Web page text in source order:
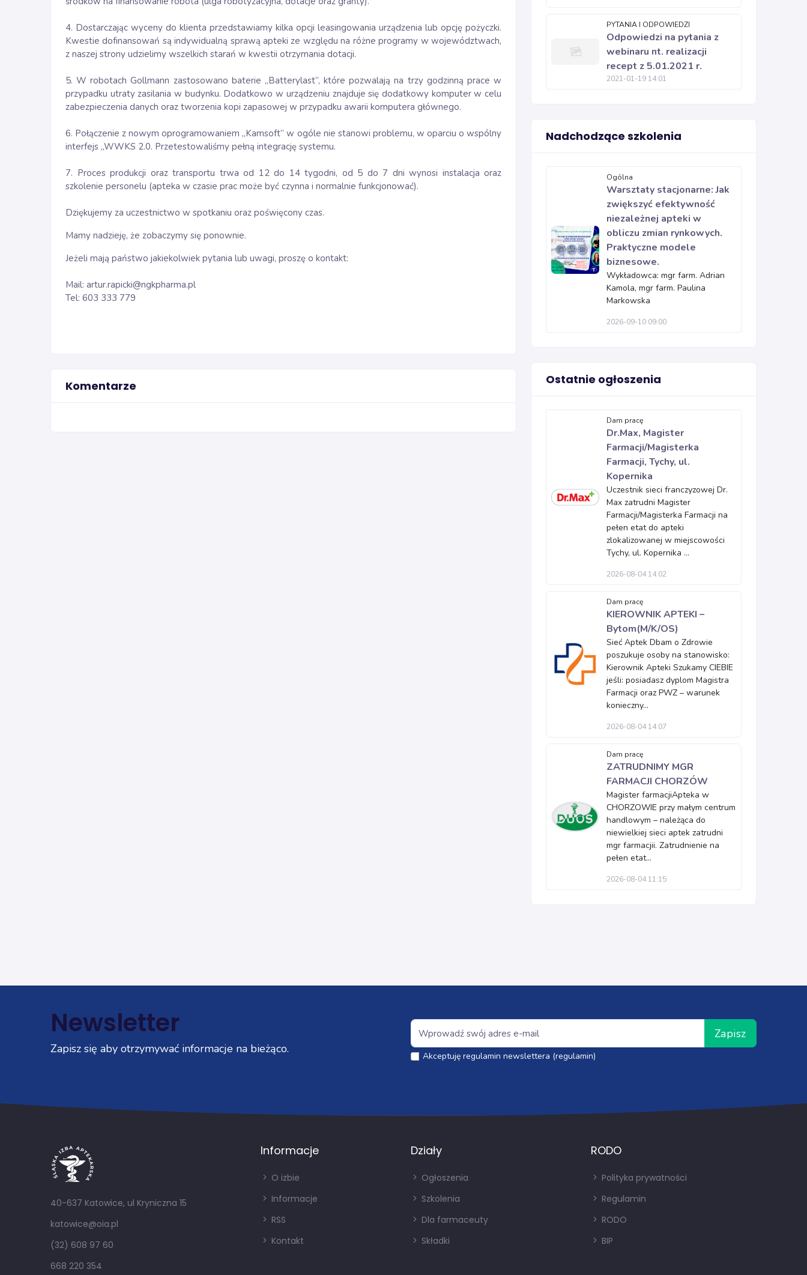
4. Dostarczając wyceny do klienta przedstawiamy kilka opcji leasingowania urządzenia lub opcję pożyczki.
Kwestie dofinansowań są indywidualną sprawą apteki ze względu na różne programy w województwach,
z naszej strony udzielimy wszelkich starań w kwestii otrzymania dotacji.
5. W robotach Gollmann zastosowano baterie „Batterylast”, które pozwalają na trzy godzinną prace w
przypadku utraty zasilania w budynku. Dodatkowo w urządzeniu znajduje się dodatkowy komputer w celu
zabezpieczenia danych oraz tworzenia kopi zapasowej w przypadku awarii komputera głównego.
6. Połączenie z nowym oprogramowaniem „Kamsoft” w ogóle nie stanowi problemu, w oparciu o wspólny
interfejs „WWKS 2.0. Przetestowaliśmy pełną integrację systemu.
7. Proces produkcji oraz transportu trwa od 12 do 14 tygodni, od 5 do 7 dni wynosi instalacja oraz
szkolenie personelu (apteka w czasie prac może być czynna i normalnie funkcjonować).
Dziękujemy za uczestnictwo w spotkaniu oraz poświęcony czas.
Mamy nadzieję, że zobaczymy się ponownie.
Jeżeli mają państwo jakiekolwiek pytania lub uwagi, proszę o kontakt:
Mail: artur.rapicki@ngkpharma.pl
Tel: 603 333 779
Komentarze
PYTANIA I ODPOWIEDZI
Odpowiedzi na pytania z
webinaru nt. realizacji
recept z 5.01.2021 r.
2021-01-19 14:01
Nadchodzące szkolenia
Ogólna
Warsztaty stacjonarne: Jak
zwiększyć efektywność
niezależnej apteki w
obliczu zmian rynkowych.
Praktyczne modele
biznesowe.
Wykładowca: mgr farm. Adrian
Kamola, mgr farm. Paulina
Markowska
2026-09-10 09:00
Ostatnie ogłoszenia
Dam pracę
Dr.Max, Magister
Farmacji/Magisterka
Farmacji, Tychy, ul.
Kopernika
Uczestnik sieci franczyzowej Dr.
Max zatrudni Magister
Farmacji/Magisterka Farmacji na
pełen etat do apteki
zlokalizowanej w miejscowości
Tychy, ul. Kopernika ...
2026-08-04 14:02
Dam pracę
KIEROWNIK APTEKI –
Bytom(M/K/OS)
Sieć Aptek Dbam o Zdrowie
poszukuje osoby na stanowisko:
Kierownik Apteki Szukamy CIEBIE
jeśli: posiadasz dyplom Magistra
Farmacji oraz PWZ – warunek
konieczny...
2026-08-04 14:07
Dam pracę
ZATRUDNIMY MGR
FARMACJI CHORZÓW
Magister farmacjiApteka w
CHORZOWIE przy małym centrum
handlowym – należąca do
niewielkiej sieci aptek zatrudni
mgr farmacjii. Zatrudnienie na
pełen etat...
2026-08-04 11:15
Newsletter
Zapisz się aby otrzymywać informacje na bieżąco.
Zapisz
Akceptuję regulamin newslettera (regulamin)
40-637 Katowice, ul Kryniczna 15
katowice@oia.pl
(32) 608 97 60
668 220 354
Informacje
O izbie
Informacje
RSS
Kontakt
Działy
Ogłoszenia
Szkolenia
Dla farmaceuty
Składki
RODO
Polityka prywatności
Regulamin
RODO
BIP